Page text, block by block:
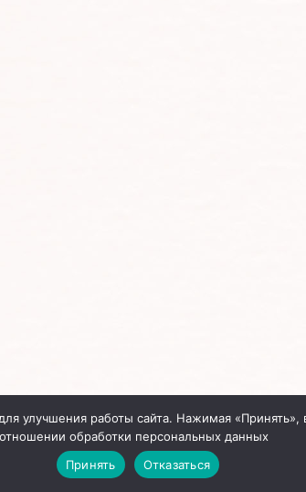
Сайт созданInterDIZ
улучшения работы сайта. Нажимая «Принять»,
отношении обработки персональных данных
Принять
Отказаться